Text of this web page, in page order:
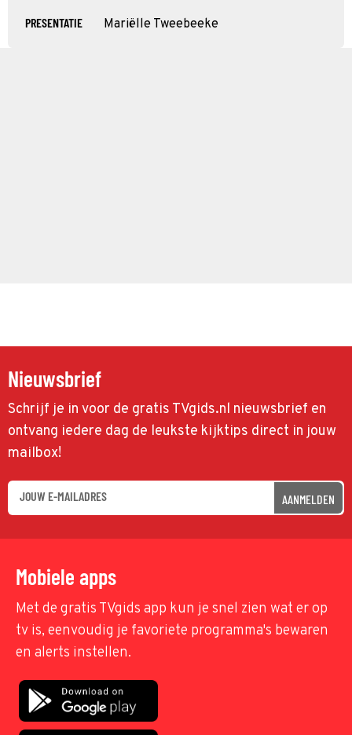
PRESENTATIE Mariëlle Tweebeeke
Nieuwsbrief
Schrijf je in voor de gratis TVgids.nl nieuwsbrief en
ontvang iedere dag de leukste kijktips direct in jouw
mailbox!
AANMELDEN
Mobiele apps
Met de gratis TVgids app kun je snel zien wat er op
tv is, eenvoudig je favoriete programma's bewaren
en alerts instellen.